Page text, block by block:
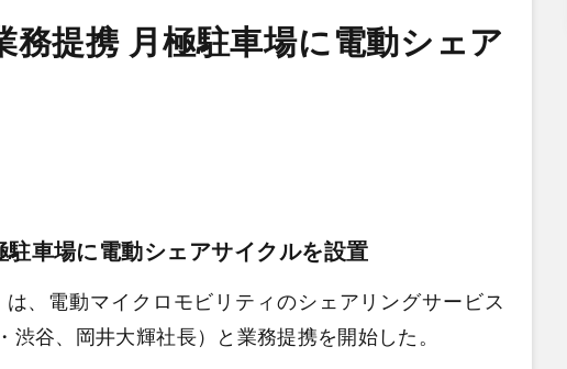
提携 月極駐車場に電動シェア
車場に電動シェアサイクルを設置
、電動マイクロモビリティのシェアリングサービス
谷、岡井大輝社長）と業務提携を開始した。